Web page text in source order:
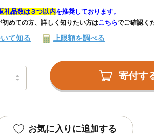
礼品数は３つ以内を推奨しております。
初めての方、詳しく知りたい方はこちらでご確認く
て知る 上限額を調べる
寄付す
お気に入りに追加する